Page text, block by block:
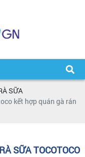
SỮA
kết hợp quán gà rán
SỮA TOCOTOCO